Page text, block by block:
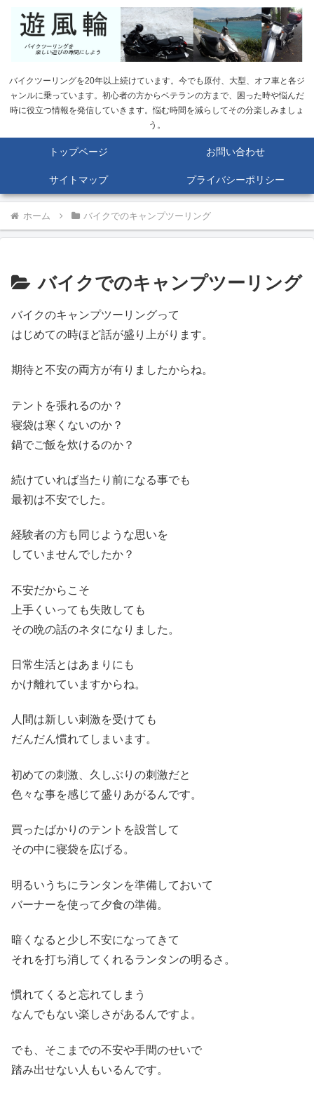
バイクツーリングを20年以上続けています。今でも原付、大型、オフ車と各ジ
ャンルに乗っています。初心者の方からベテランの方まで、困った時や悩んだ
時に役立つ情報を発信していきます。悩む時間を減らしてその分楽しみましょ
う。
トップページ お問い合わせ
サイトマップ プライバシーポリシー
ホーム バイクでのキャンプツーリング
バイクでのキャンプツーリング
バイクのキャンプツーリングって
はじめての時ほど話が盛り上がります。
期待と不安の両方が有りましたからね。
テントを張れるのか？
寝袋は寒くないのか？
鍋でご飯を炊けるのか？
続けていれば当たり前になる事でも
最初は不安でした。
経験者の方も同じような思いを
していませんでしたか？
不安だからこそ
上手くいっても失敗しても
その晩の話のネタになりました。
日常生活とはあまりにも
かけ離れていますからね。
人間は新しい刺激を受けても
だんだん慣れてしまいます。
初めての刺激、久しぶりの刺激だと
色々な事を感じて盛りあがるんです。
買ったばかりのテントを設営して
その中に寝袋を広げる。
明るいうちにランタンを準備しておいて
バーナーを使って夕食の準備。
暗くなると少し不安になってきて
それを打ち消してくれるランタンの明るさ。
慣れてくると忘れてしまう
なんでもない楽しさがあるんですよ。
でも、そこまでの不安や手間のせいで
踏み出せない人もいるんです。